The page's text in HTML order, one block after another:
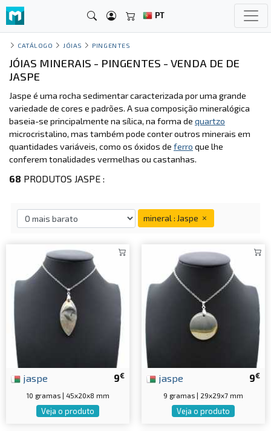
PT
CATÁLOGO JÓIAS PINGENTES
JÓIAS MINERAIS - PINGENTES - VENDA DE DE
JASPE
Jaspe é uma rocha sedimentar caracterizada por uma grande
variedade de cores e padrões. A sua composição mineralógica
baseia-se principalmente na sílica, na forma de quartzo
microcristalino, mas também pode conter outros minerais em
quantidades variáveis, como os óxidos de ferro que lhe
conferem tonalidades vermelhas ou castanhas.
68 PRODUTOS JASPE :
mineral : Jaspe
9€
jaspe
10 gramas | 45x20x8 mm
Veja o produto
9€
jaspe
9 gramas | 29x29x7 mm
Veja o produto